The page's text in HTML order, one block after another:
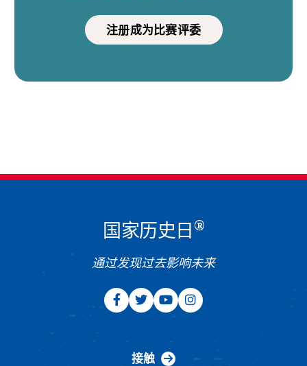
注册成为比赛评委
国家历史日 ®
通过发现过去影响未来
接触